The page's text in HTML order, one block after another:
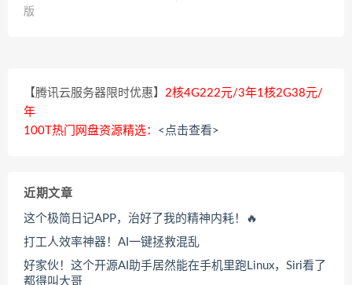
版
【腾讯云服务器限时优惠】 2核4G222元/3年1核2G38元/
年
100T热门网盘资源精选： <点击查看>
近期文章
这个极简日记APP，治好了我的精神内耗！🔥
打工人效率神器！AI一键拯救混乱
好家伙！这个开源AI助手居然能在手机里跑Linux，Siri看了
都得叫大哥